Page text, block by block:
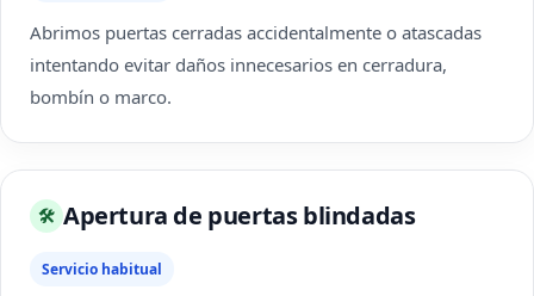
Abrimos puertas cerradas accidentalmente o atascadas
intentando evitar daños innecesarios en cerradura,
bombín o marco.
🛠 Apertura de puertas blindadas
Servicio habitual